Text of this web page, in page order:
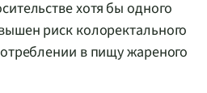
хотя бы одного
риск колоректального
в пищу жареного